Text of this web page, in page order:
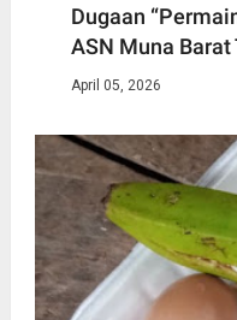
Dugaan
ASN Muna Barat
April 05, 2026